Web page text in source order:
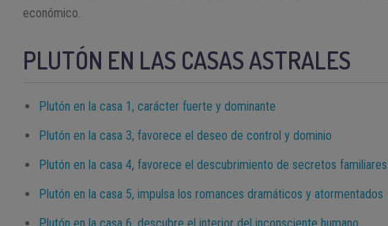
económico.
PLUTÓN EN LAS CASAS ASTRALES
Plutón en la casa 1, carácter fuerte y dominante
Plutón en la casa 3, favorece el deseo de control y dominio
Plutón en la casa 4, favorece el descubrimiento de secretos familiares
Plutón en la casa 5, impulsa los romances dramáticos y atormentados